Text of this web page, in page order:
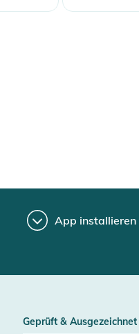
App installieren
Geprüft & Ausgezeichnet